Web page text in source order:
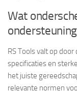
Wat
ondersteuning
RS Tools valt op
specificaties en
het juiste
relevante normen